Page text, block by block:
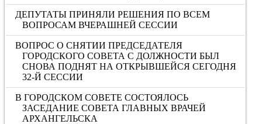
ДЕПУТАТЫ ПРИНЯЛИ РЕШЕНИЯ ПО ВСЕМ
ВОПРОСАМ ВЧЕРАШНЕЙ СЕССИИ
ВОПРОС О СНЯТИИ ПРЕДСЕДАТЕЛЯ
ГОРОДСКОГО СОВЕТА С ДОЛЖНОСТИ БЫЛ
СНОВА ПОДНЯТ НА ОТКРЫВШЕЙСЯ СЕГОДНЯ
32-Й СЕССИИ
В ГОРОДСКОМ СОВЕТЕ СОСТОЯЛОСЬ
ЗАСЕДАНИЕ СОВЕТА ГЛАВНЫХ ВРАЧЕЙ
АРХАНГЕЛЬСКА